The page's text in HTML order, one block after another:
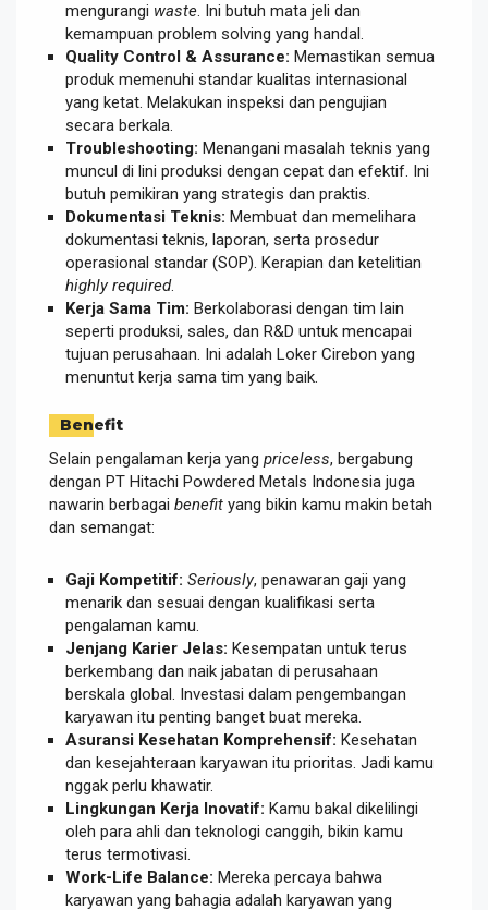
mengurangi waste. Ini butuh mata jeli dan
kemampuan problem solving yang handal.
Quality Control & Assurance: Memastikan semua
produk memenuhi standar kualitas internasional
yang ketat. Melakukan inspeksi dan pengujian
secara berkala.
Troubleshooting: Menangani masalah teknis yang
muncul di lini produksi dengan cepat dan efektif. Ini
butuh pemikiran yang strategis dan praktis.
Dokumentasi Teknis: Membuat dan memelihara
dokumentasi teknis, laporan, serta prosedur
operasional standar (SOP). Kerapian dan ketelitian
highly required.
Kerja Sama Tim: Berkolaborasi dengan tim lain
seperti produksi, sales, dan R&D untuk mencapai
tujuan perusahaan. Ini adalah Loker Cirebon yang
menuntut kerja sama tim yang baik.
Benefit
Selain pengalaman kerja yang priceless, bergabung
dengan PT Hitachi Powdered Metals Indonesia juga
nawarin berbagai benefit yang bikin kamu makin betah
dan semangat:
Gaji Kompetitif: Seriously, penawaran gaji yang
menarik dan sesuai dengan kualifikasi serta
pengalaman kamu.
Jenjang Karier Jelas: Kesempatan untuk terus
berkembang dan naik jabatan di perusahaan
berskala global. Investasi dalam pengembangan
karyawan itu penting banget buat mereka.
Asuransi Kesehatan Komprehensif: Kesehatan
dan kesejahteraan karyawan itu prioritas. Jadi kamu
nggak perlu khawatir.
Lingkungan Kerja Inovatif: Kamu bakal dikelilingi
oleh para ahli dan teknologi canggih, bikin kamu
terus termotivasi.
Work-Life Balance: Mereka percaya bahwa
karyawan yang bahagia adalah karyawan yang